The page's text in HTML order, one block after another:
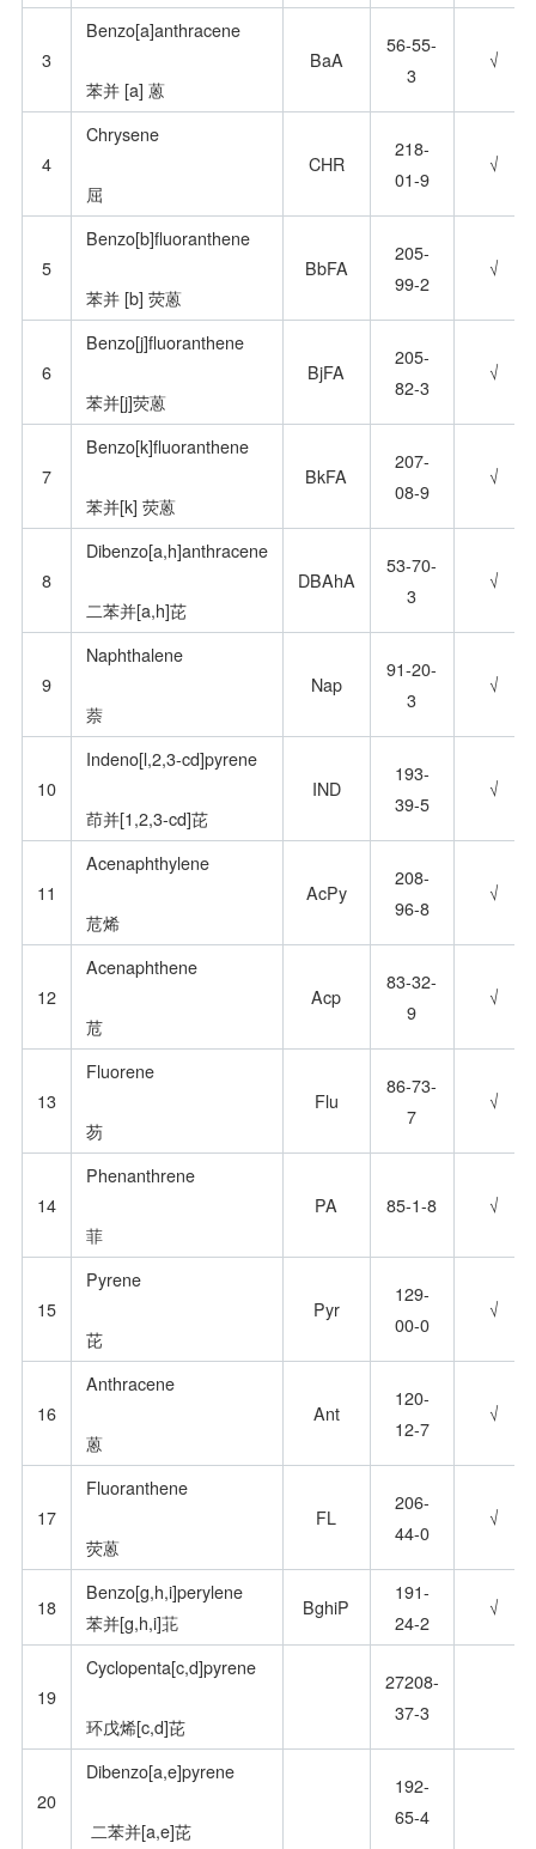
3
Benzo[a]anthracene
苯并 [a] 蒽
BaA
56-55-
3
√
4
Chrysene
屈
CHR
218-
01-9
√
5
Benzo[b]fluoranthene
苯并 [b] 荧蒽
BbFA
205-
99-2
√
6
Benzo[j]fluoranthene
苯并[j]荧蒽
BjFA
205-
82-3
√
7
Benzo[k]fluoranthene
苯并[k] 荧蒽
BkFA
207-
08-9
√
8
Dibenzo[a,h]anthracene
二苯并[a,h]芘
DBAhA
53-70-
3
√
9
Naphthalene
萘
Nap
91-20-
3
√
10
Indeno[l,2,3-cd]pyrene
茚并[1,2,3-cd]芘
IND
193-
39-5
√
11
Acenaphthylene
苊烯
AcPy
208-
96-8
√
12
Acenaphthene
苊
Acp
83-32-
9
√
13
Fluorene
芴
Flu
86-73-
7
√
14
Phenanthrene
菲
PA 85-1-8 √
15
Pyrene
芘
Pyr
129-
00-0
√
16
Anthracene
蒽
Ant
120-
12-7
√
17
Fluoranthene
荧蒽
FL
206-
44-0
√
18
Benzo[g,h,i]perylene
苯并[g,h,i]苝
BghiP
191-
24-2
√
19
Cyclopenta[c,d]pyrene
环戊烯[c,d]芘
27208-
37-3
20
Dibenzo[a,e]pyrene
二苯并[a,e]芘
192-
65-4